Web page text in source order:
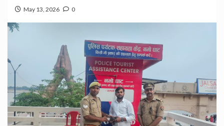
May 13, 2026 0